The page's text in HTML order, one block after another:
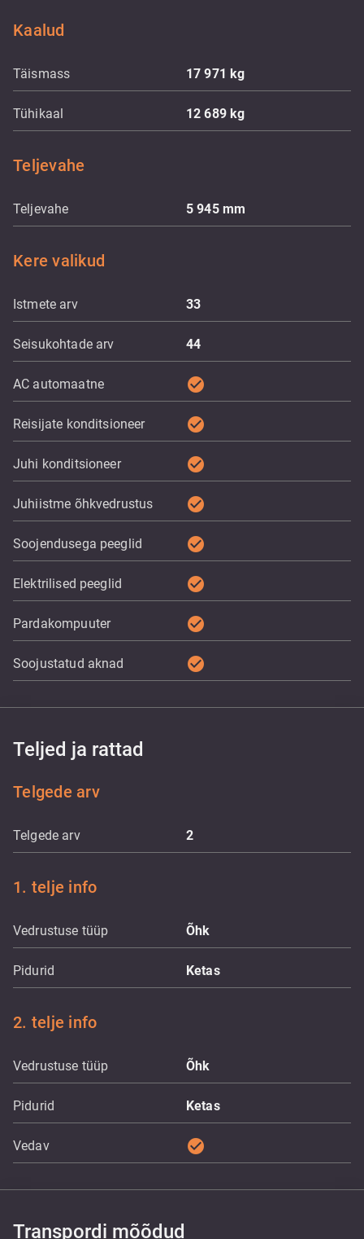
Kaalud
Täismass 17 971kg
Tühikaal 12 689kg
Teljevahe
Teljevahe 5 945 mm
Kere valikud
Istmete arv 33
Seisukohtade arv 44
AC automaatne check_circle
Reisijate konditsioneer check_circle
Juhi konditsioneer check_circle
Juhiistme õhkvedrustus check_circle
Soojendusega peeglid check_circle
Elektrilised peeglid check_circle
Pardakompuuter check_circle
Soojustatud aknad check_circle
Teljed ja rattad
Telgede arv
Telgede arv 2
1. telje info
Vedrustuse tüüp Õhk
Pidurid Ketas
2. telje info
Vedrustuse tüüp Õhk
Pidurid Ketas
Vedav check_circle
Transpordi mõõdud